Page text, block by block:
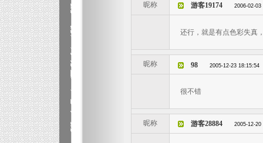
昵称 游客19174 2006-02-03
还行，就是有点色彩失真
昵称 98 2005-12-23 18:15:54
很不错
昵称 游客28884 2005-12-20